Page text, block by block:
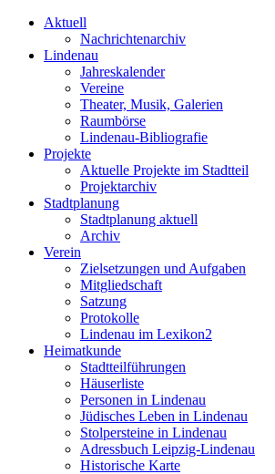
Aktuell
Nachrichtenarchiv
Lindenau
Jahreskalender
Vereine
Theater, Musik, Galerien
Raumbörse
Lindenau-Bibliografie
Projekte
Aktuelle Projekte im Stadtteil
Projektarchiv
Stadtplanung
Stadtplanung aktuell
Archiv
Verein
Zielsetzungen und Aufgaben
Mitgliedschaft
Satzung
Protokolle
Lindenau im Lexikon2
Heimatkunde
Stadtteilführungen
Häuserliste
Personen in Lindenau
Jüdisches Leben in Lindenau
Stolpersteine in Lindenau
Adressbuch Leipzig-Lindenau
Historische Karte